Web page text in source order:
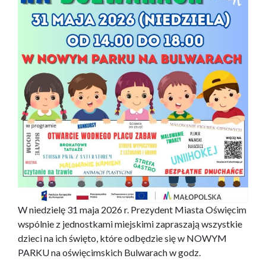
W niedzielę 31 maja 2026 r. Prezydent Miasta Oświęcim
wspólnie z jednostkami miejskimi zapraszają wszystkie
dzieci na ich święto, które odbędzie się w NOWYM
PARKU na oświęcimskich Bulwarach w godz.